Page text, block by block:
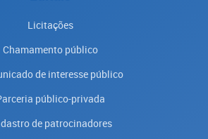
Licitações
Chamamento público
de interesse público
público-privada
de patrocinadores